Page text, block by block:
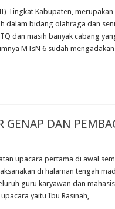
Tingkat Kabupaten,
dalam bidang olahraga dan
dan masih banyak cabang
MTsN 6 sudah
GENAP DAN
upacara pertama di awal
di halaman tengah
guru karyawan dan
yaitu Ibu Rasinah, …